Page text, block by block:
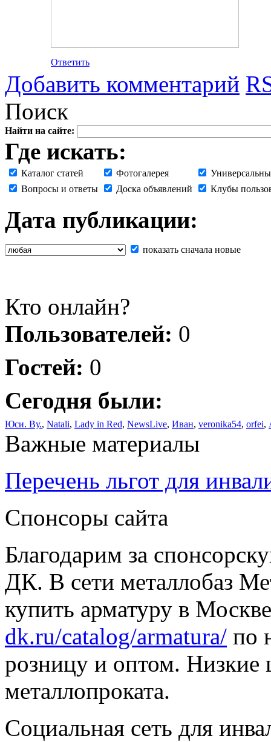
Ответить
Добавить комментарий
Поиск
Найти на сайте:
Где искать:
Каталог статей Фотогалерея
Вопросы и ответы
Доска объявлений Клубы
Дата публикации:
показать сначала новые
Кто онлайн?
Пользователей: 0
Гостей: 0
Сегодня были:
Юси. Ву., Natali, Lady in Red, NewsLive, Иван, veronika54, orfei,
Важные материалы
Перечень льгот для
Спонсоры сайта
Благодарим за
ДК. В сети металлобаз
купить арматуру в
dk.ru/catalog/armatura/ по
розницу и оптом. Низкие
металлопроката.
Социальная сеть для